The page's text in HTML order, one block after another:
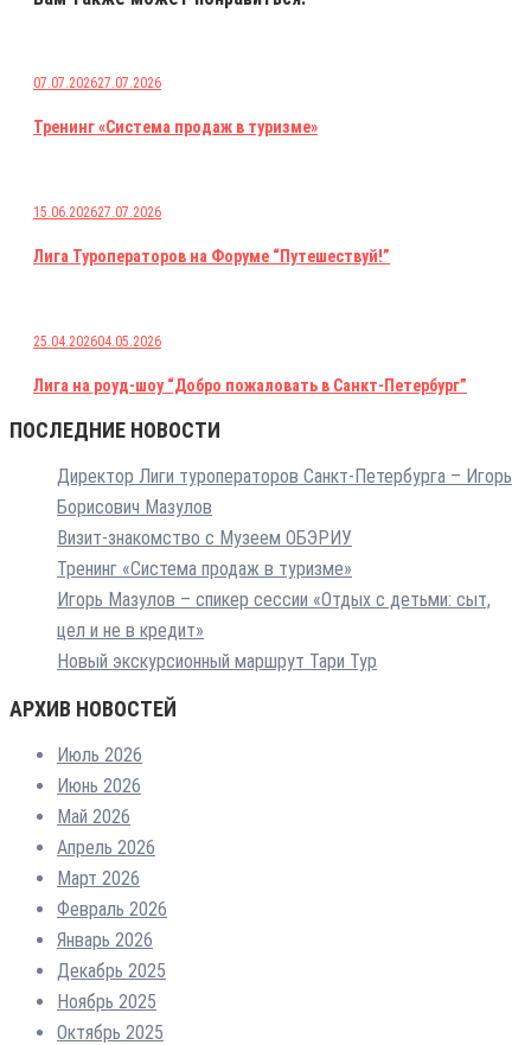
07.07.202627.07.2026
Тренинг «Система продаж в туризме»
15.06.202627.07.2026
Лига Туроператоров на Форуме “Путешествуй!”
25.04.202604.05.2026
Лига на роуд-шоу “Добро пожаловать в Санкт-Петербург”
ПОСЛЕДНИЕ НОВОСТИ
Директор Лиги туроператоров Санкт-Петербурга – Игорь
Борисович Мазулов
Визит-знакомство с Музеем ОБЭРИУ
Тренинг «Система продаж в туризме»
Игорь Мазулов – спикер сессии «Отдых с детьми: сыт,
цел и не в кредит»
Новый экскурсионный маршрут Тари Тур
АРХИВ НОВОСТЕЙ
Июль 2026
Июнь 2026
Май 2026
Апрель 2026
Март 2026
Февраль 2026
Январь 2026
Декабрь 2025
Ноябрь 2025
Октябрь 2025